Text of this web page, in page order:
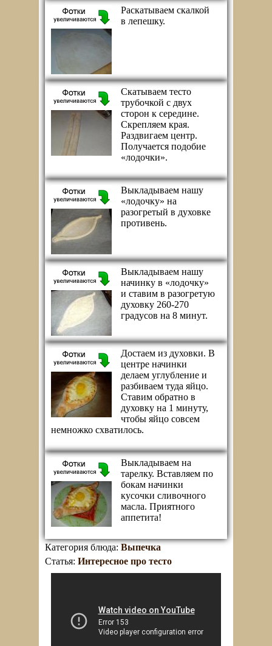
Раскатываем скалкой
в лепешку.
Скатываем тесто
трубочкой с двух
сторон к середине.
Скрепляем края.
Раздвигаем центр.
Получается подобие
«лодочки».
Выкладываем нашу
«лодочку» на
разогретый в духовке
противень.
Выкладываем нашу
начинку в «лодочку»
и ставим в разогретую
духовку 260-270
градусов на 8 минут.
Достаем из духовки. В
центре начинки
делаем углубление и
разбиваем туда яйцо.
Ставим обратно в
духовку на 1 минуту,
чтобы яйцо совсем
немножко схватилось.
Выкладываем на
тарелку. Вставляем по
бокам начинки
кусочки сливочного
масла. Приятного
аппетита!
Категория блюда: Выпечка
Статья: Интересное про тесто